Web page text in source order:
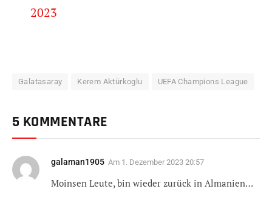
2023
Galatasaray Kerem Aktürkoglu UEFA Champions League
5 KOMMENTARE
galaman1905 Am 1. Dezember 2023 20:57
Moinsen Leute, bin wieder zurück in Almanien…